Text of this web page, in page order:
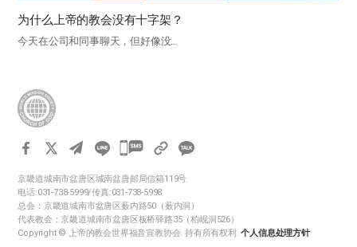
为什么上帝的教会没有十字架？
今天在公司和同事聊天，但好像没…
카
오
톡
공
京畿道城南市盆唐区城南盆唐邮局信箱119号
电话:031-738-5999/传真:031-738-5998
总会：京畿道城南市盆唐区薮内路50（薮内洞）
代表教会：京畿道城南市盆唐区板桥驿路35（柏岘洞526）
Copyright © 上帝的教会世界福音宣教协会. 持有所有权利.个人信息处理方针